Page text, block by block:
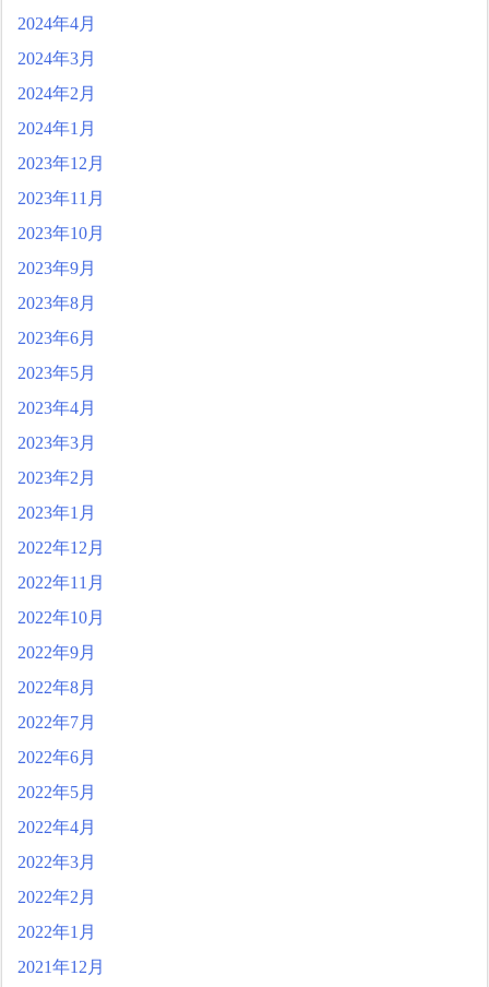
2024年4月
2024年3月
2024年2月
2024年1月
2023年12月
2023年11月
2023年10月
2023年9月
2023年8月
2023年6月
2023年5月
2023年4月
2023年3月
2023年2月
2023年1月
2022年12月
2022年11月
2022年10月
2022年9月
2022年8月
2022年7月
2022年6月
2022年5月
2022年4月
2022年3月
2022年2月
2022年1月
2021年12月